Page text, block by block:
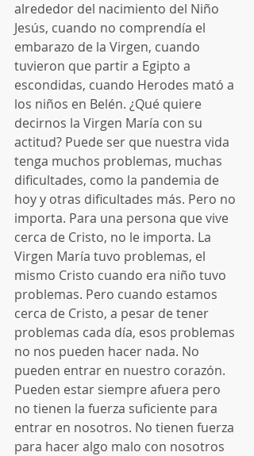
alrededor del nacimiento del Niño
Jesús, cuando no comprendía el
embarazo de la Virgen, cuando
tuvieron que partir a Egipto a
escondidas, cuando Herodes mató a
los niños en Belén. ¿Qué quiere
decirnos la Virgen María con su
actitud? Puede ser que nuestra vida
tenga muchos problemas, muchas
dificultades, como la pandemia de
hoy y otras dificultades más. Pero no
importa. Para una persona que vive
cerca de Cristo, no le importa. La
Virgen María tuvo problemas, el
mismo Cristo cuando era niño tuvo
problemas. Pero cuando estamos
cerca de Cristo, a pesar de tener
problemas cada día, esos problemas
no nos pueden hacer nada. No
pueden entrar en nuestro corazón.
Pueden estar siempre afuera pero
no tienen la fuerza suficiente para
entrar en nosotros. No tienen fuerza
para hacer algo malo con nosotros